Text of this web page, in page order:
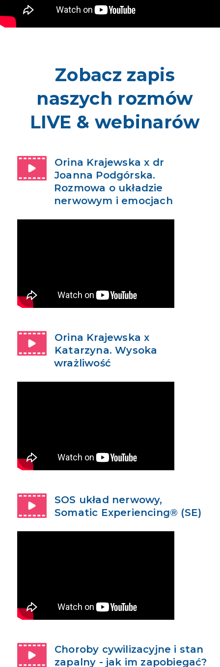
Zobacz zapis
naszych rozmów
LIVE & webinarów
Orina Krajewska x dr
Joanna Podgórska.
Rozmowa o układzie
nerwowym i emocjach
Orina Krajewska x
Katarzyna. Wysoka
wrażliwość
SOS układ nerwowy,
Somatic Experiencing® (SE)
Choroby cywilizacyjne i stan
zapalny - jak im zapobiegać?